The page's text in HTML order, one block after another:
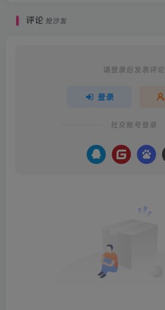
评论 抢沙发
请登录后发表评论
登录
社交账号登录